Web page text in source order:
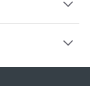
PTT,
edilir.